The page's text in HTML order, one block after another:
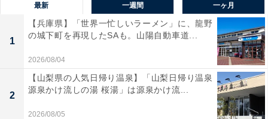
最新 一週間 一ヶ月
1
【兵庫県】「世界一忙しいラーメン」に、龍野
の城下町を再現したSAも。山陽自動車道...
2026/08/04
2
【山梨県の人気日帰り温泉】「山梨日帰り温泉
源泉かけ流しの湯 桜湯」は源泉かけ流...
2026/08/05